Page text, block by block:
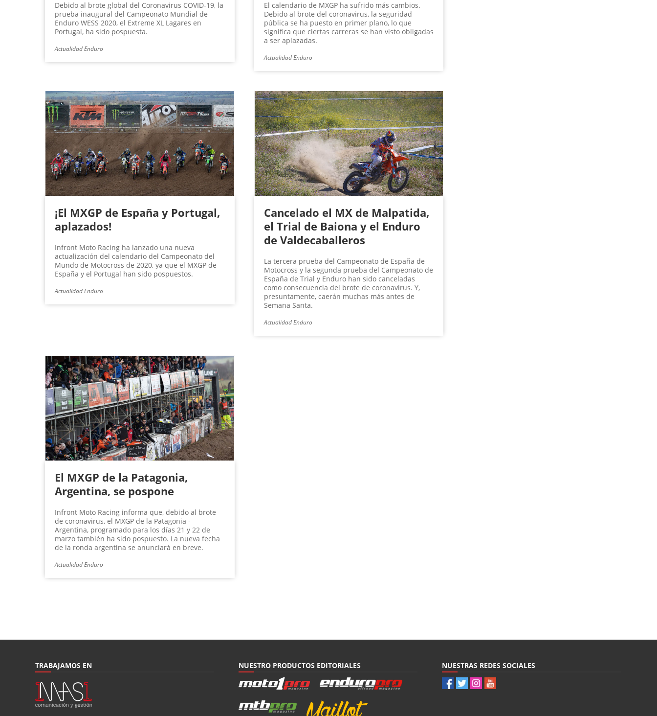
Debido al brote global del Coronavirus COVID-19, la
prueba inaugural del Campeonato Mundial de
Enduro WESS 2020, el Extreme XL Lagares en
Portugal, ha sido pospuesta.
Actualidad Enduro
El calendario de MXGP ha sufrido más cambios.
Debido al brote del coronavirus, la seguridad
pública se ha puesto en primer plano, lo que
significa que ciertas carreras se han visto obligadas
a ser aplazadas.
Actualidad Enduro
¡El MXGP de España y Portugal,
aplazados!
Infront Moto Racing ha lanzado una nueva
actualización del calendario del Campeonato del
Mundo de Motocross de 2020, ya que el MXGP de
España y el Portugal han sido pospuestos.
Actualidad Enduro
Cancelado el MX de Malpatida,
el Trial de Baiona y el Enduro
de Valdecaballeros
La tercera prueba del Campeonato de España de
Motocross y la segunda prueba del Campeonato de
España de Trial y Enduro han sido canceladas
como consecuencia del brote de coronavirus. Y,
presuntamente, caerán muchas más antes de
Semana Santa.
Actualidad Enduro
El MXGP de la Patagonia,
Argentina, se pospone
Infront Moto Racing informa que, debido al brote
de coronavirus, el MXGP de la Patagonia -
Argentina, programado para los días 21 y 22 de
marzo también ha sido pospuesto. La nueva fecha
de la ronda argentina se anunciará en breve.
Actualidad Enduro
TRABAJAMOS EN NUESTRO PRODUCTOS EDITORIALES NUESTRAS REDES SOCIALES